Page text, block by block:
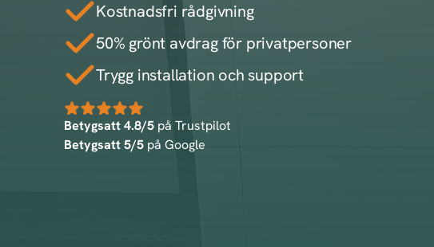
Kostnadsfri rådgivning
50% grönt avdrag för privatpersoner
Trygg installation och support
Betygsatt 4.8/5 på Trustpilot
Betygsatt 5/5 på Google